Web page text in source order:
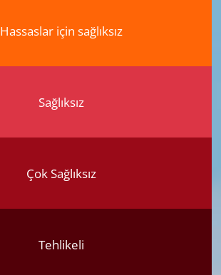
Hassaslar için sağlıksız
Sağlıksız
Çok Sağlıksız
Tehlikeli